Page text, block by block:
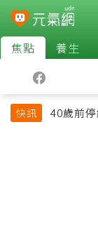
焦點 養生
快訊
40歲前